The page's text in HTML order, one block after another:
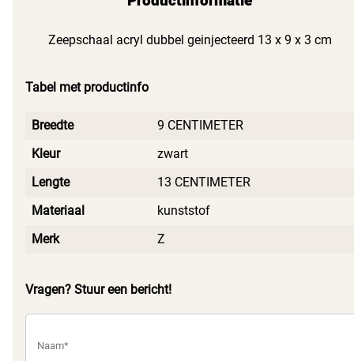
Zeepschaal acryl dubbel geinjecteerd 13 x 9 x 3 cm
Tabel met productinfo
Breedte
9 CENTIMETER
Kleur
zwart
Lengte
13 CENTIMETER
Materiaal
kunststof
Merk
Z
Vragen? Stuur een bericht!